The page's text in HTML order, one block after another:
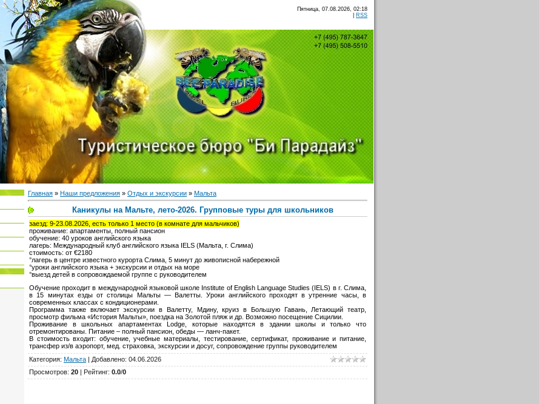
Пятница, 07.08.2026, 02:18
RSS
Главная » Наши предложения » Отдых и экскурсии » Мальта
Каникулы на Мальте, лето-2026. Групповые туры для школьников
заезд: 9-23.08.2026, есть только 1 место (в комнате для мальчиков)
проживание: апартаменты, полный пансион
обучение: 40 уроков английского языка
лагерь: Международный клуб английского языка IELS (Мальта, г. Слима)
стоимость: от €2180
°лагерь в центре известного курорта Слима, 5 минут до живописной набережной
°уроки английского языка + экскурсии и отдых на море
°выезд детей в сопровождаемой группе с руководителем
Обучение проходит в международной языковой школе Institute of English Language Studies (IELS) в г. Слима,
в 15 минутах езды от столицы Мальты — Валетты. Уроки английского проходят в утренние часы, в
современных классах с кондиционерами.
Программа также включает экскурсии в Валетту, Мдину, круиз в Большую Гавань, Летающий театр,
просмотр фильма «История Мальты», поездка на Золотой пляж и др. Возможно посещение Сицилии.
Проживание в школьных апартаментах Lodge, которые находятся в здании школы и только что
отремонтированы. Питание – полный пансион, обеды — ланч-пакет.
В стоимость входит: обучение, учебные материалы, тестирование, сертификат, проживание и питание,
трансфер из/в аэропорт, мед. страховка, экскурсии и досуг, сопровождение группы руководителем
Категория: Мальта | Добавлено: 04.06.2026
Просмотров: 20 | Рейтинг: 0.0/0